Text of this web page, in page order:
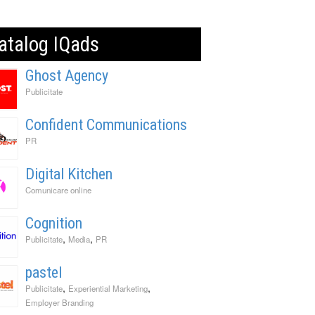
IQads
Ghost Agency
Publicitate
Confident Communications
PR
Digital Kitchen
Comunicare online
Cognition
Publicitate, Media, PR
pastel
Publicitate, Experiential Marketing,
Employer Branding